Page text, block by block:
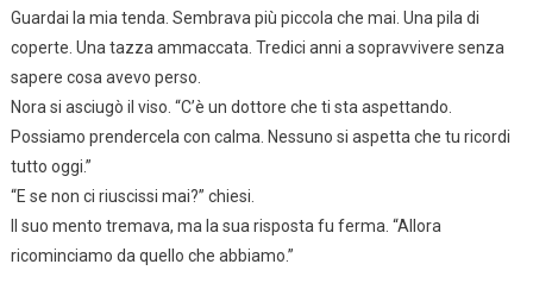
Guardai la mia tenda. Sembrava più piccola che mai. Una pila di
coperte. Una tazza ammaccata. Tredici anni a sopravvivere senza
sapere cosa avevo perso.
Nora si asciugò il viso. “C’è un dottore che ti sta aspettando.
Possiamo prendercela con calma. Nessuno si aspetta che tu ricordi
tutto oggi.”
“E se non ci riuscissi mai?” chiesi.
Il suo mento tremava, ma la sua risposta fu ferma. “Allora
ricominciamo da quello che abbiamo.”